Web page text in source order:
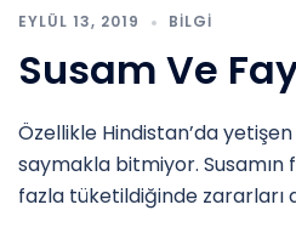
EYLÜL 13, 2019 BILGI
Susam Ve
Özellikle Hindistan’da
saymakla bitmiyor. Susamın
fazla tüketildiğinde zararları